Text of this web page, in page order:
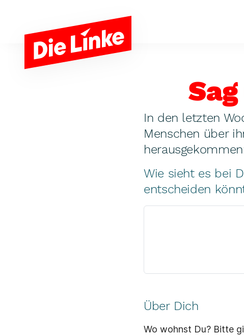
In den letzten
Menschen über
Wie sieht es bei
entscheiden
Über Dich
Wo wohnst Du? Bitte